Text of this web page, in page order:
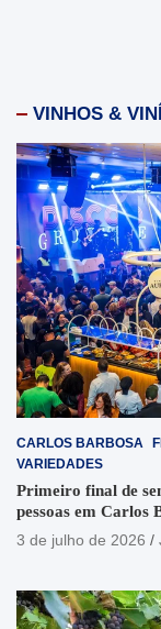
VINHOS &
CARLOS BARBOSA
VARIEDADES
Primeiro final de
pessoas em Carlos
3 de julho de 2026